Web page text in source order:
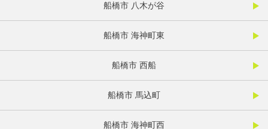
船橋市 八木が谷
船橋市 海神町東
船橋市 西船
船橋市 馬込町
船橋市 海神町西